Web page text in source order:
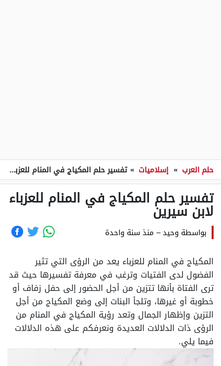
حلم العرب » إسلاميات » تفسير حلم المكياج في المنام للعزباء لابن سيرين
تفسير حلم المكياج في المنام للعزباء
لابن سيرين
بواسطة وحيد– منذ سنة واحدة
المكياج في المنام للعزباء يعد من الرؤى التي تثير
الفضول لدى الفتيات وترغب في معرفة تفسيرها حيث قد
ترى الفتاة بأنها تتزين من أجل الحضور إلى حفل زفاف أو
خطوبة أو غيرها، وتلجأ البنات إلى وضع المكياج من أجل
التزين وإظهار الجمال وتعد رؤية المكياج في المنام من
الرؤى ذات الدلالات العديدة ونعرفكم على هذه الدلالات
فيما يلي.